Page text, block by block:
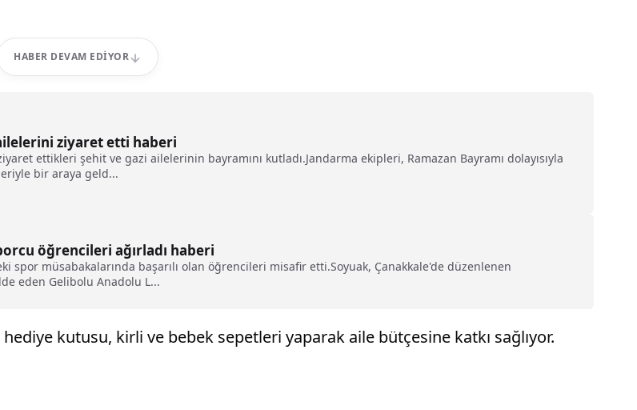
HABER DEVAM EDIYOR
ziyaret etti haberi
ettikleri şehit ve gazi ailelerinin bayramını kutladı.Jandarma ekipleri, Ramazan Bayramı dolayısıyla
bir araya geld...
öğrencileri ağırladı haberi
spor müsabakalarında başarılı olan öğrencileri misafir etti.Soyuak, Çanakkale'de düzenlenen
eden Gelibolu Anadolu L...
kutusu, kirli ve bebek sepetleri yaparak aile bütçesine katkı sağlıyor.